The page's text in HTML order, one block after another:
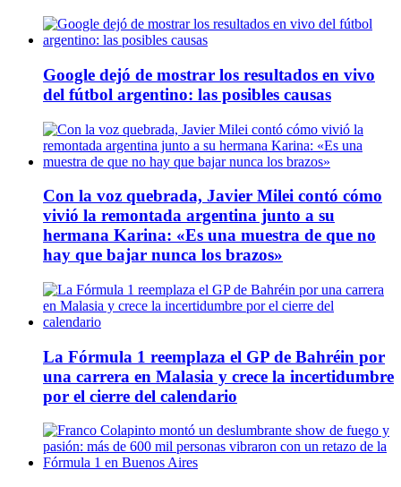
Google dejó de mostrar los resultados en vivo
del fútbol argentino: las posibles causas
Con la voz quebrada, Javier Milei contó cómo
vivió la remontada argentina junto a su
hermana Karina: «Es una muestra de que no
hay que bajar nunca los brazos»
La Fórmula 1 reemplaza el GP de Bahréin por
una carrera en Malasia y crece la incertidumbre
por el cierre del calendario